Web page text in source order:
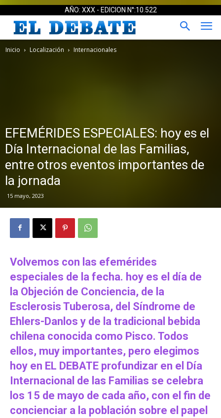
AÑO: XXX - EDICION N°:10.522
Inicio Localización Internacionales
EFEMÉRIDES ESPECIALES: hoy es el
Día Internacional de las Familias,
entre otros eventos importantes de
la jornada
15 mayo, 2023
Volvemos con las efemérides
especiales de la fecha. hoy es el día de
la Objeción de Conciencia, de la
Esclerosis Tuberosa, del Síndrome de
Ehlers-Danlos y de la tradicional bebida
chilena conocida como Pisco. Todos
ellos, muy importantes, pero elegimos
hoy en EL DEBATE profundizar en el Día
Internacional de las Familias se celebra
los 15 de mayo de cada año, con el fin de
concienciar a la población sobre el papel